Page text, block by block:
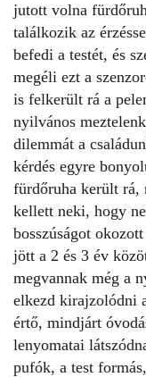
jutott volna
találkozik az
befedi a testét, és
megéli ezt a
is felkerült rá a
nyilvános
dilemmát a
kérdés egyre
fürdőruha került rá,
kellett neki, hogy
bosszúságot
jött a 2 és 3 év
megvannak még a
elkezd kirajzolódni
értő, mindjárt
lenyomatai
pufók, a test